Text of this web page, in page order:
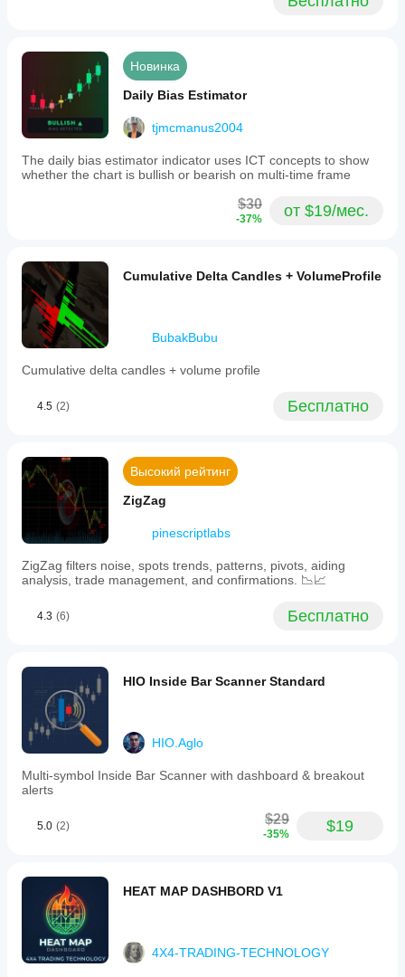
Новинка
Daily Bias Estimator
tjmcmanus2004
The daily bias estimator indicator uses ICT concepts to show
whether the chart is bullish or bearish on multi-time frame
$30
-37% от $19/мес.
Cumulative Delta Candles + VolumeProfile
BubakBubu
Cumulative delta candles + volume profile
4.5 (2) Бесплатно
Высокий рейтинг
ZigZag
pinescriptlabs
ZigZag filters noise, spots trends, patterns, pivots, aiding
analysis, trade management, and confirmations. 📉📈
4.3 (6) Бесплатно
HIO Inside Bar Scanner Standard
HIO.Aglo
Multi-symbol Inside Bar Scanner with dashboard & breakout
alerts
5.0 (2) $29
-35% $19
HEAT MAP DASHBORD V1
4X4-TRADING-TECHNOLOGY